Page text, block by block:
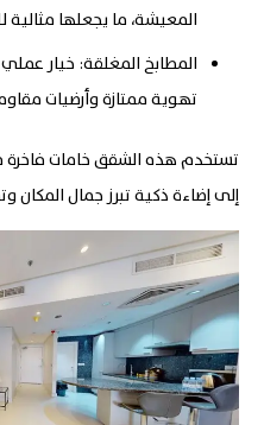
المعيشة، ما يجعلها مثالية
المطابخ المغلقة: خيار
تهوية ممتازة وأرضيات
تستخدم هذه الشقق خامات فاخرة
إلى إضاءة ذكية تبرز جمال المكان